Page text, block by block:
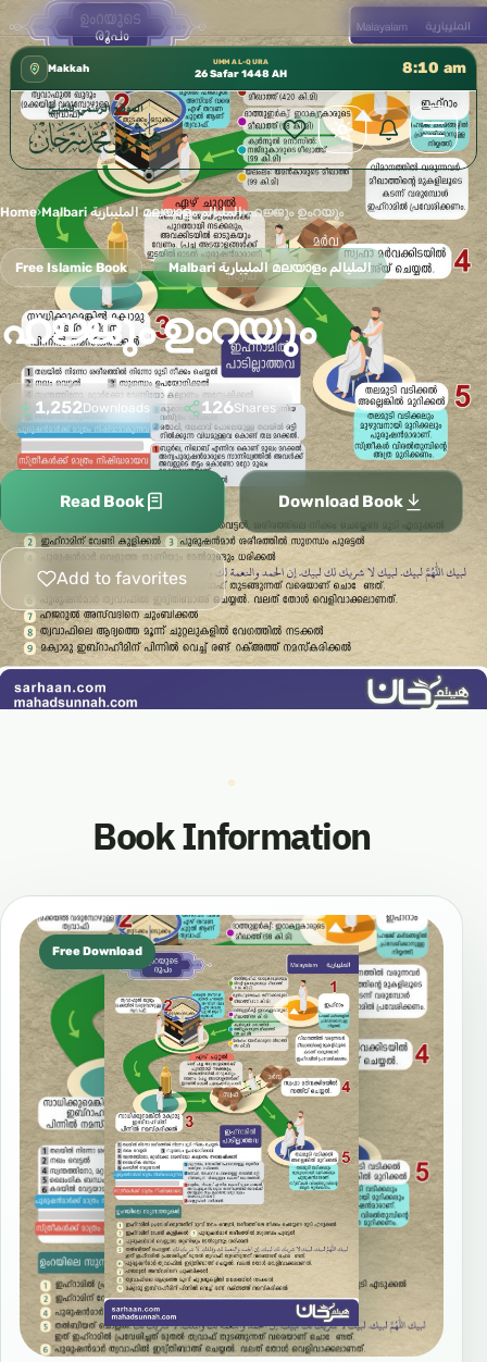
كتب الشيخ هيثم سرحان حفظه الله متوفرة مجانًا في ✦
Makkah
UMM AL-QURA
26 Safar 1448 AH 8:10 am
Home› Malbari المليبارية മലയാളം المليالم›ഹജ്ജും ഉംറയും
Free Islamic Book Malbari المليبارية മലയാളം المليالم
ഹജ്ജും ഉംറയും
1,252Downloads 126Shares
Read Book Download Book
Add to favorites
Book Information
Free Download